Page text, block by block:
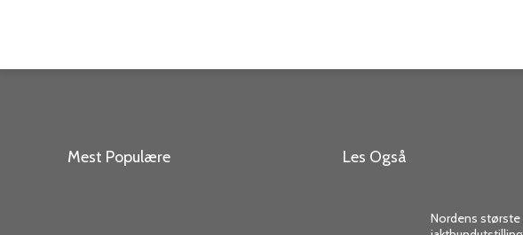
Mest Populære Les Også
Nordens største